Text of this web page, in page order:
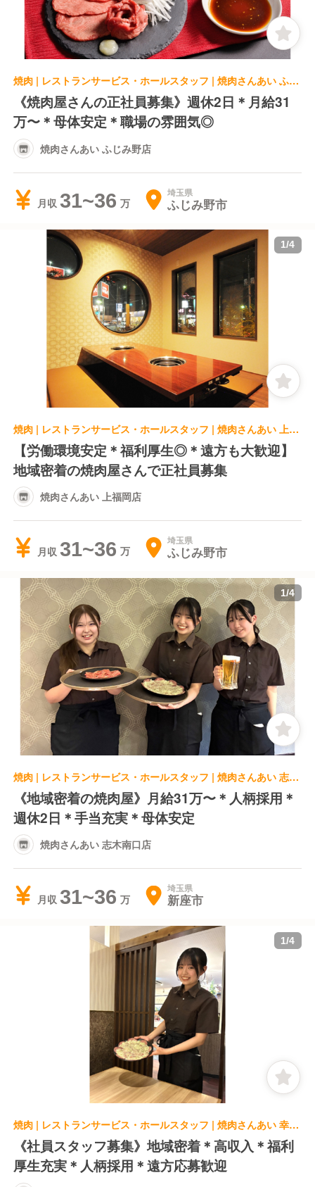
焼肉 | レストランサービス・ホールスタッフ | 焼肉さんあい ふじみ野店
《焼肉屋さんの正社員募集》週休2日＊月給31
万〜＊母体安定＊職場の雰囲気◎
焼肉さんあい ふじみ野店
月収 31~36 埼玉県
ふじみ野市
1/4
焼肉 | レストランサービス・ホールスタッフ | 焼肉さんあい 上福岡店
【労働環境安定＊福利厚生◎＊遠方も大歓迎】
地域密着の焼肉屋さんで正社員募集
焼肉さんあい 上福岡店
月収 31~36 埼玉県
ふじみ野市
1/4
焼肉 | レストランサービス・ホールスタッフ | 焼肉さんあい 志木南口店
《地域密着の焼肉屋》月給31万〜＊人柄採用＊
週休2日＊手当充実＊母体安定
焼肉さんあい 志木南口店
月収 31~36 埼玉県
新座市
1/4
焼肉 | レストランサービス・ホールスタッフ | 焼肉さんあい 幸町店
《社員スタッフ募集》地域密着＊高収入＊福利
厚生充実＊人柄採用＊遠方応募歓迎